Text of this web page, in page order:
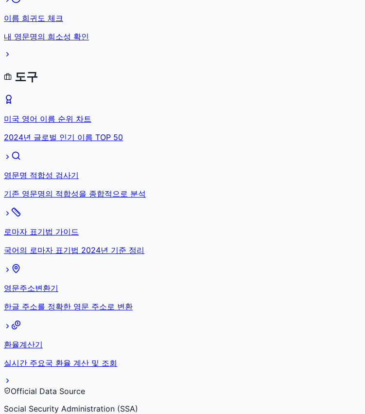
이름 희귀도 체크
내 영문명의 희소성 확인
도구
미국 영어 이름 순위 차트
2024년 글로벌 인기 이름 TOP 50
영문명 적합성 검사기
기존 영문명의 적합성을 종합적으로 분석
로마자 표기법 가이드
국어의 로마자 표기법 2024년 기준 정리
영문주소변환기
한글 주소를 정확한 영문 주소로 변환
환율계산기
실시간 주요국 환율 계산 및 조회
Official Data Source
Social Security Administration (SSA)